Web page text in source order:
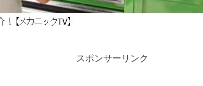
スポンサーリンク